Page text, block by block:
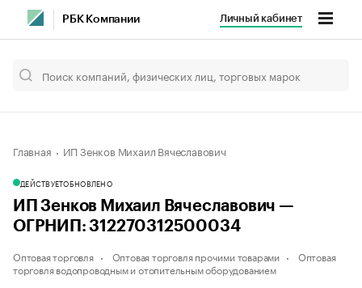
РБК Компании Личный кабинет
Главная ИП Зенков Михаил Вячеславович
ДЕЙСТВУЕТОБНОВЛЕНО
ИП Зенков Михаил Вячеславович —
ОГРНИП: 312270312500034
Оптовая торговля Оптовая торговля прочими товарами
Оптовая
торговля водопроводным и отопительным оборудованием